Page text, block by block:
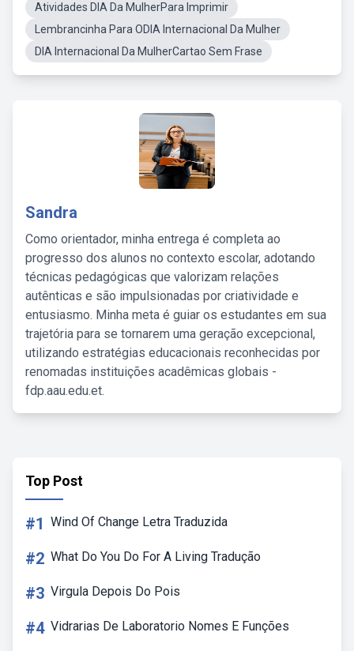
Atividades DIA Da MulherPara Imprimir
Lembrancinha Para ODIA Internacional Da Mulher
DIA Internacional Da MulherCartao Sem Frase
Sandra
Como orientador, minha entrega é completa ao
progresso dos alunos no contexto escolar, adotando
técnicas pedagógicas que valorizam relações
autênticas e são impulsionadas por criatividade e
entusiasmo. Minha meta é guiar os estudantes em sua
trajetória para se tornarem uma geração excepcional,
utilizando estratégias educacionais reconhecidas por
renomadas instituições acadêmicas globais -
fdp.aau.edu.et.
Top Post
#1 Wind Of Change Letra Traduzida
#2 What Do You Do For A Living Tradução
#3 Virgula Depois Do Pois
#4 Vidrarias De Laboratorio Nomes E Funções